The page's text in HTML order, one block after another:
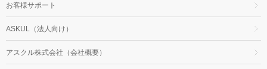
お客様サポート
ASKUL（法人向け）
アスクル株式会社（会社概要）